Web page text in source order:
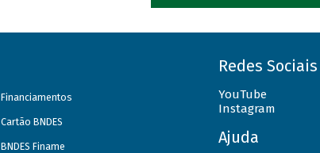
Financiamentos
Cartão BNDES
BNDES Finame
Redes Sociais
YouTube
Instagram
Ajuda